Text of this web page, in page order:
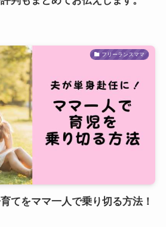
フリーランスママ
てをママ一人で乗り切る方法！